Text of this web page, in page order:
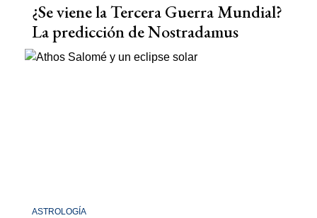
¿Se viene la Tercera Guerra Mundial?
La predicción de Nostradamus
ASTROLOGÍA